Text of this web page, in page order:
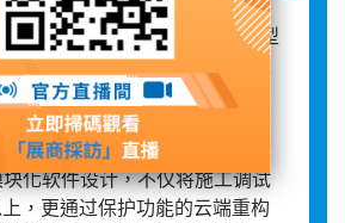
系统的集中化革新路径: 在新型
下，传统变电站保护装置正经
化的范式转变。通过全电量采
，系统可实现毫秒级电气量全
组网奠定数据基石。采用一体
化软件设计，不仅将施工调试
，更通过保护功能的云端重构